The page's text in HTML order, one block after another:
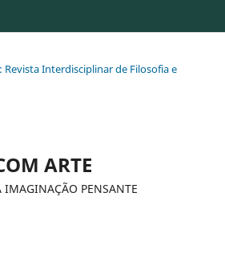
Revista Interdisciplinar de Filosofia e
ARTE
IMAGINAÇÃO PENSANTE